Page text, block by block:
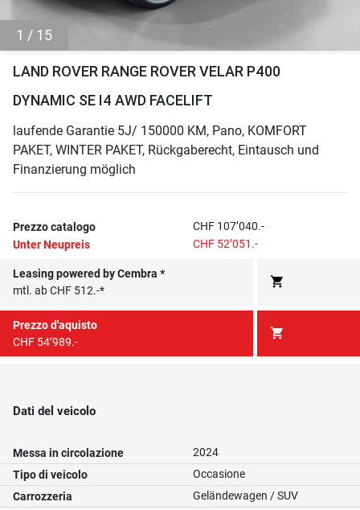
Dati del veicolo
Messa in circolazione
2024
Tipo di veicolo
Occasione
Carrozzeria
Geländewagen / SUV
1 / 15
LAND ROVER RANGE ROVER VELAR P400
DYNAMIC SE I4 AWD FACELIFT
laufende Garantie 5J/ 150000 KM, Pano, KOMFORT
PAKET, WINTER PAKET, Rückgaberecht, Eintausch und
Finanzierung möglich
Prezzo catalogo
CHF 107’040.-
Unter Neupreis
CHF 52’051.-
Leasing powered by Cembra *
mtl. ab CHF 512.-*
shopping_cart
Prezzo d'aquisto
CHF 54’989.-
shopping_cart